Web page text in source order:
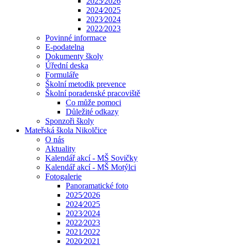
2024⁄2025
2023⁄2024
2022⁄2023
Povinné informace
E-podatelna
Dokumenty školy
Úřední deska
Formuláře
Školní metodik prevence
Školní poradenské pracoviště
Co může pomoci
Důležité odkazy
Sponzoři školy
Mateřská škola Nikolčice
O nás
Aktuality
Kalendář akcí - MŠ Sovičky
Kalendář akcí - MŠ Motýlci
Fotogalerie
Panoramatické foto
2025⁄2026
2024⁄2025
2023⁄2024
2022⁄2023
2021⁄2022
2020⁄2021